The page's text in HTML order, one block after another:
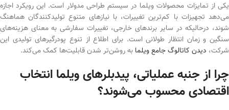
یکی از تمایزات محصولات ویلما در سیستم طراحی مدولار است. این رویکرد اجازه
می‌دهد تجهیزات با کم‌ترین تغییرات، با نیازهای متنوع تولیدکنندگان هماهنگ
شوند، درحالیکه در سایر برندهای خارجی، تغییرات سفارشی به معنای هزینه‌های
سنگین و زمان انتظار طولانی است. برای اطلاع از تنوع پودرگیرهای تولیدی این
شرکت، دیدن کاتالوگ جامع ویلما به روشن‌تر شدن قابلیت‌ها کمک می‌کند.
چرا از جنبه عملیاتی، پیدبلرهای ویلما انتخاب
اقتصادی محسوب می‌شوند؟